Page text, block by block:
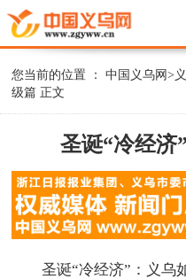
您当前的位置 ：中国义乌网>
级篇 正文
圣诞“冷经济
圣诞“冷经济”：义乌